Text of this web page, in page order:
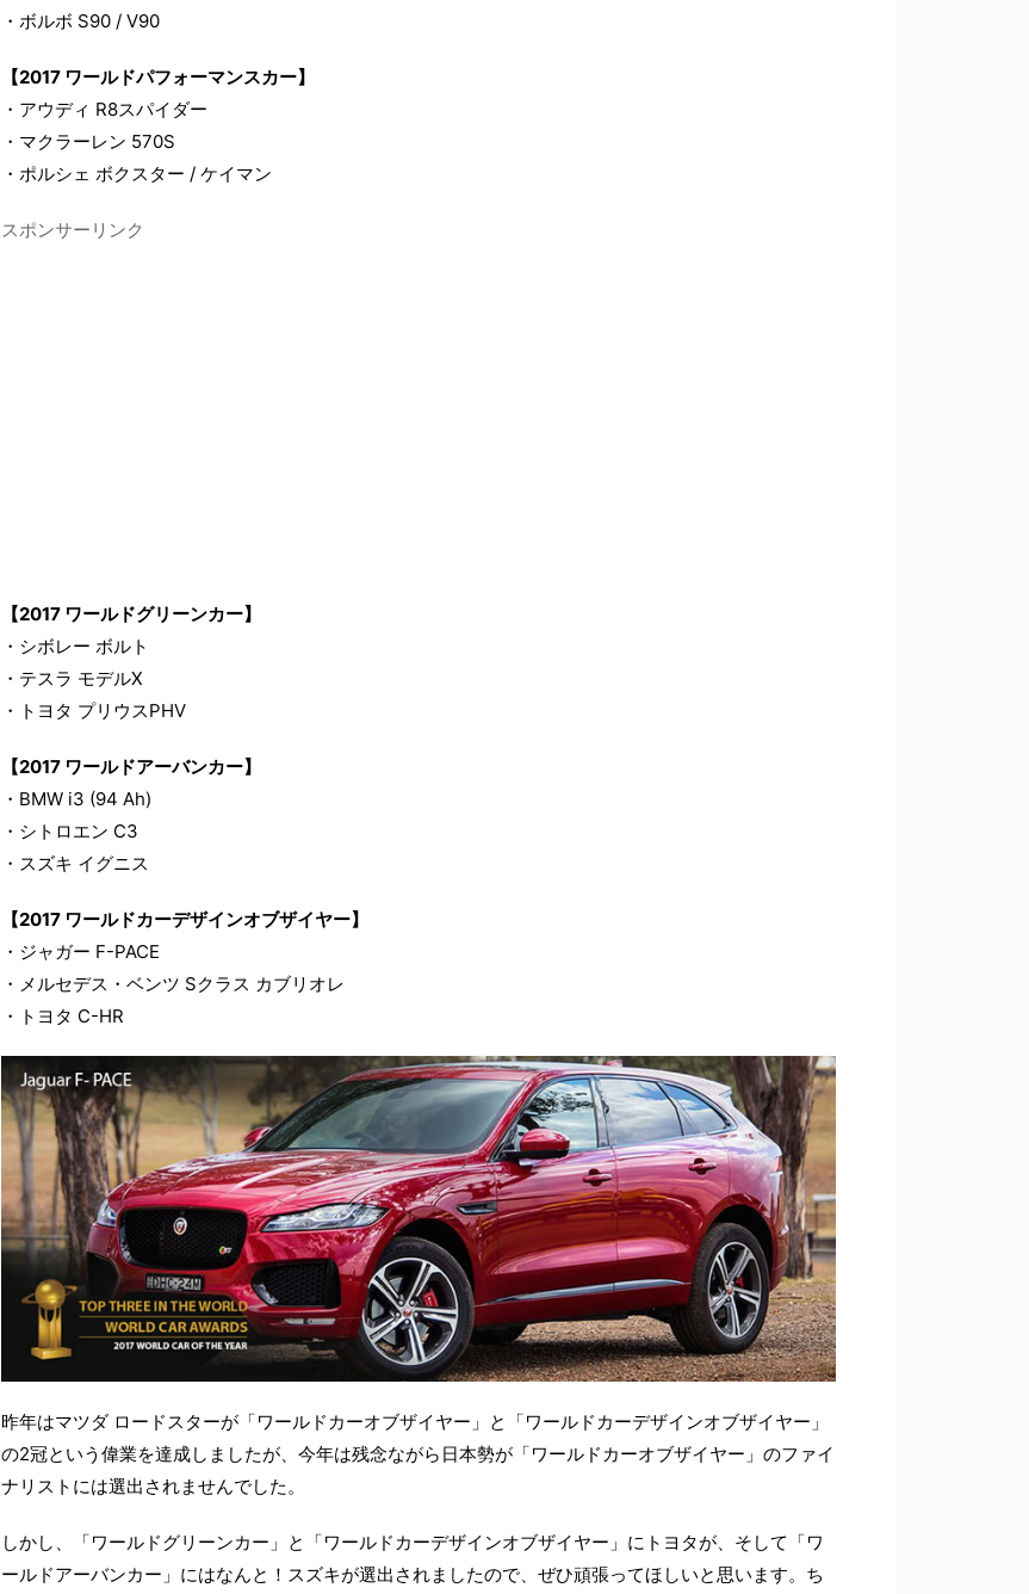
・ボルボ S90 / V90
【2017 ワールドパフォーマンスカー】
・アウディ R8スパイダー
・マクラーレン 570S
・ポルシェ ボクスター / ケイマン
スポンサーリンク
【2017 ワールドグリーンカー】
・シボレー ボルト
・テスラ モデルX
・トヨタ プリウスPHV
【2017 ワールドアーバンカー】
・BMW i3 (94 Ah)
・シトロエン C3
・スズキ イグニス
【2017 ワールドカーデザインオブザイヤー】
・ジャガー F-PACE
・メルセデス・ベンツ Sクラス カブリオレ
・トヨタ C-HR
昨年はマツダ ロードスターが「ワールドカーオブザイヤー」と「ワールドカーデザインオブザイヤー」
の2冠という偉業を達成しましたが、今年は残念ながら日本勢が「ワールドカーオブザイヤー」のファイ
ナリストには選出されませんでした。
しかし、「ワールドグリーンカー」と「ワールドカーデザインオブザイヤー」にトヨタが、そして「ワ
ールドアーバンカー」にはなんと！スズキが選出されましたので、ぜひ頑張ってほしいと思います。ち